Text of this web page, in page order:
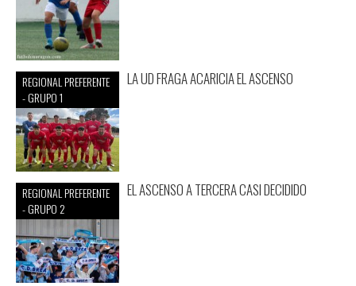
REGIONAL PREFERENTE
- GRUPO 1
LA UD FRAGA ACARICIA EL ASCENSO
REGIONAL PREFERENTE
- GRUPO 2
EL ASCENSO A TERCERA CASI DECIDIDO